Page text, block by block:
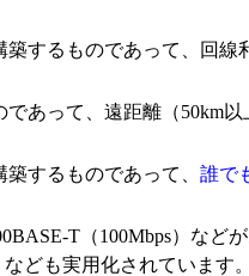
するものであって、回線
あって、遠距離（50km
するものであって、 誰で
T（100Mbps）など
なども実用化されています